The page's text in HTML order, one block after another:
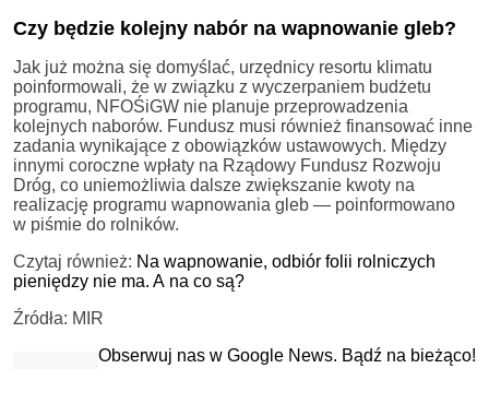
Czy będzie kolejny nabór na wapnowanie gleb?
Jak już można się domyślać, urzędnicy resortu klimatu
poinformowali, że w związku z wyczerpaniem budżetu
programu, NFOŚiGW nie planuje przeprowadzenia
kolejnych naborów. Fundusz musi również finansować inne
zadania wynikające z obowiązków ustawowych. Między
innymi coroczne wpłaty na Rządowy Fundusz Rozwoju
Dróg, co uniemożliwia dalsze zwiększanie kwoty na
realizację programu wapnowania gleb — poinformowano
w piśmie do rolników.
Czytaj również: Na wapnowanie, odbiór folii rolniczych
pieniędzy nie ma. A na co są?
Źródła: MIR
Obserwuj nas w Google News. Bądź na bieżąco!